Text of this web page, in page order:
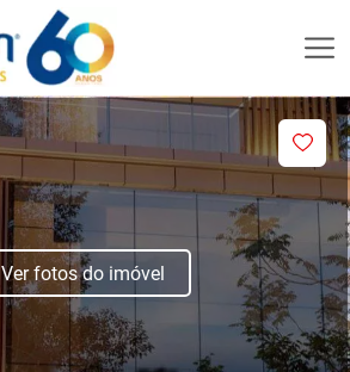
Ver fotos do imóvel